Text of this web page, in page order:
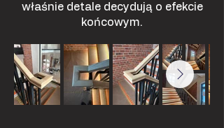
właśnie detale decydują o efekcie
końcowym.